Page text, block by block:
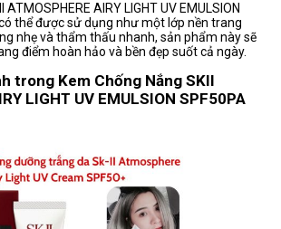
ATMOSPHERE AIRY LIGHT UV EMULSION
thể được sử dụng như một lớp nền trang
nhẹ và thẩm thấu nhanh, sản phẩm này sẽ
điểm hoàn hảo và bền đẹp suốt cả ngày.
trong Kem Chống Nắng SKII
LIGHT UV EMULSION SPF50PA